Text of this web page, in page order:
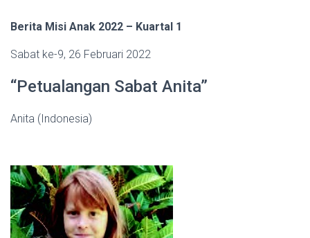
Berita Misi Anak 2022 – Kuartal 1
Sabat ke-9, 26 Februari 2022
“Petualangan Sabat Anita”
Anita (Indonesia)